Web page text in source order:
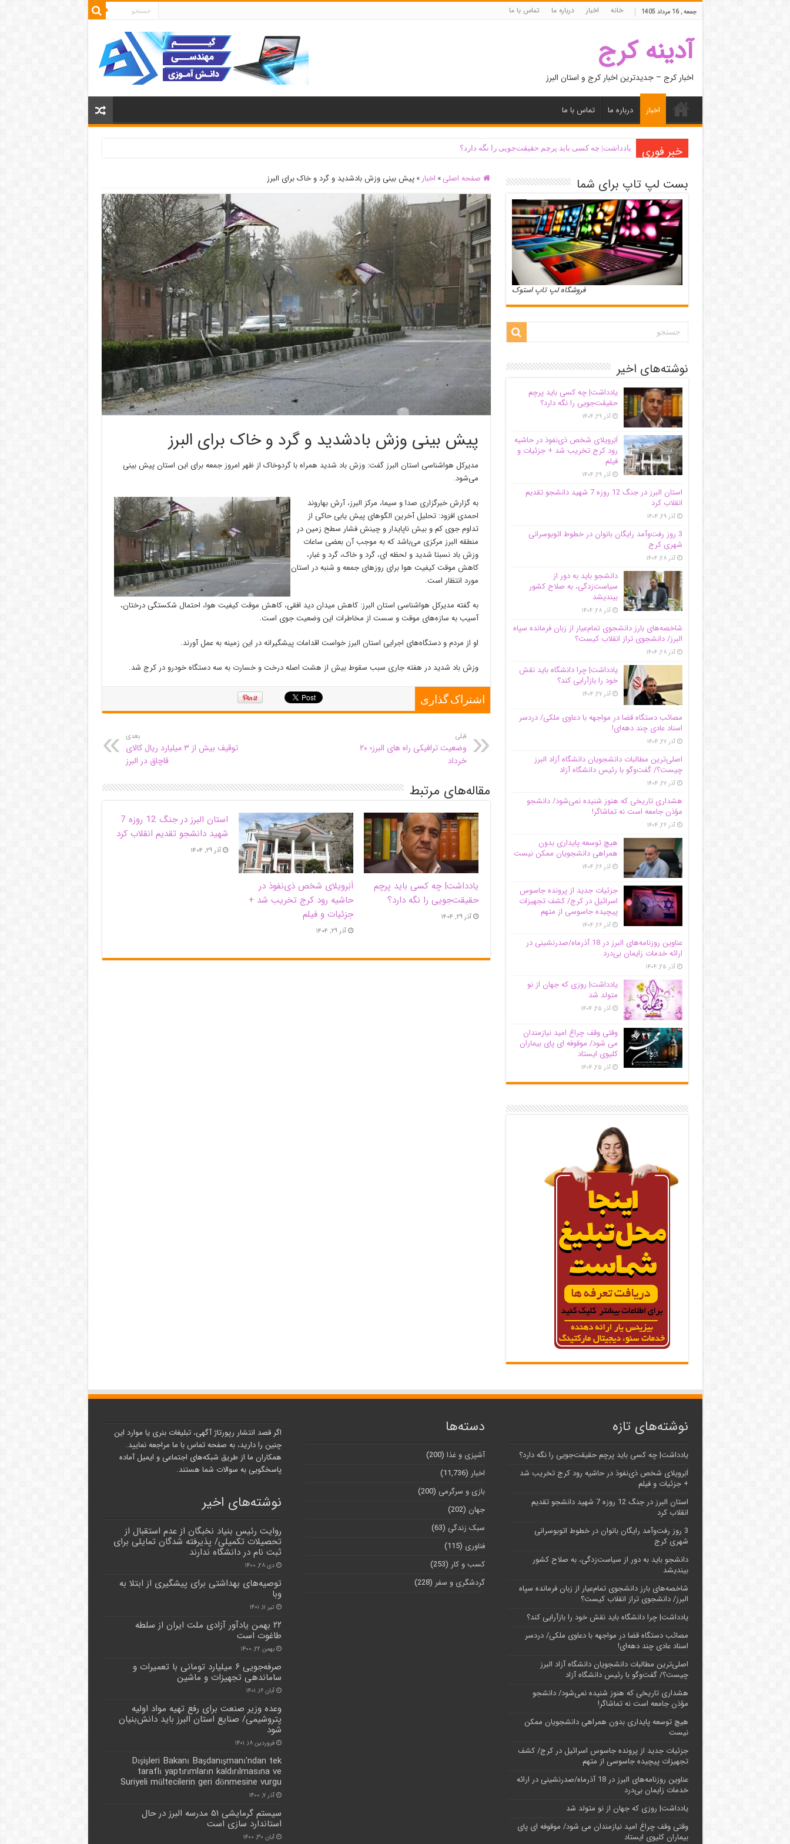
جمعه , 16 مرداد 1405 خانه اخبار درباره ما تماس با ما
آدینه کرج
اخبار کرج – جدیدترین اخبار کرج و استان البرز
اخبار درباره ما تماس با ما
خبر فوری یادداشت| ‌چه کسی باید پرچم حقیقت‌جویی را نگه دارد؟
صفحه اصلی » اخبار » پیش بینی وزش بادشدید و گرد و خاک برای البرز
پیش بینی وزش بادشدید و گرد و خاک برای البرز
مدیرکل هواشناسی استان البرز گفت: وزش باد شدید همراه با گردوخاک از ظهر امروز جمعه برای این استان پیش بینی
می‌شود.
به گزارش خبرگزاری صدا و سیما، مرکز البرز، آرش بهاروند
احمدی افزود: تحلیل آخرین الگو‌های پیش یابی حاکی از
تداوم جوی کم و بیش ناپایدار و چینش فشار سطح زمین در
منطقه البرز مرکزی می‌باشد که به موجب آن بعضی ساعات
وزش باد نسبتا شدید و لحظه ای، گرد و خاک، گرد و غبار،
کاهش موقت کیفیت هوا برای روز‌های جمعه و شنبه در استان
مورد انتظار است.
به گفته مدیرکل هواشناسی استان البرز: کاهش میدان دید افقی، کاهش موقت کیفیت هوا، احتمال شکستگی درختان،
آسیب به سازه‌های موقت و سست از مخاطرات این وضعیت جوی است.
او از مردم و دستگاه‌های اجرایی استان البرز خواست اقدامات پیشگیرانه در این زمینه به عمل آورند.
وزش باد شدید در هفته جاری سبب سقوط بیش از هشت اصله درخت و خسارت به سه دستگاه خودرو در کرج شد.
اشتراک گذاری
قبلی
وضعیت ترافیکی راه های البرز؛ ۲۰
خرداد
بعدی
توقیف بیش از ۳ میلیارد ریال کالای
قاچاق در البرز
مقاله‌های مرتبط
یادداشت| ‌چه کسی باید پرچم
حقیقت‌جویی را نگه دارد؟
آذر ۲۹, ۱۴۰۴
اَبَر‌ویلای شخص ذی‌نفوذ در
حاشیه‌ رود کرج تخریب شد +
جزئیات و فیلم
آذر ۲۹, ۱۴۰۴
استان البرز در جنگ 12 روزه 7
شهید دانشجو تقدیم انقلاب کرد
آذر ۲۹, ۱۴۰۴
بست لپ تاپ برای شما
فروشگاه لپ تاپ استوک
نوشته‌های اخیر
یادداشت| ‌چه کسی باید پرچم
حقیقت‌جویی را نگه دارد؟
آذر ۲۹, ۱۴۰۴
اَبَر‌ویلای شخص ذی‌نفوذ در حاشیه‌
رود کرج تخریب شد + جزئیات و
فیلم
آذر ۲۹, ۱۴۰۴
استان البرز در جنگ 12 روزه 7 شهید دانشجو تقدیم
انقلاب کرد
آذر ۲۹, ۱۴۰۴
3 روز رفت‌وآمد رایگان بانوان در خطوط اتوبوسرانی
شهری کرج
آذر ۲۸, ۱۴۰۴
دانشجو باید به دور از
سیاست‌زدگی، به صلاح کشور
بیندیشد
آذر ۲۸, ۱۴۰۴
شاخصه‌های بارز دانشجوی تمام‌عیار از زبان فرمانده سپاه
البرز/ دانشجوی تراز انقلاب کیست؟
آذر ۲۸, ۱۴۰۴
یادداشت| چرا دانشگاه باید نقش
خود را بازآرایی کند؟
آذر ۲۷, ۱۴۰۴
مصائب دستگاه قضا در مواجهه با دعاوی ملکی/ دردسر
اسناد عادی چند‌ دهه‌ای!
آذر ۲۷, ۱۴۰۴
اصلی‌ترین مطالبات دانشجویان دانشگاه آزاد البرز
چیست؟/ گفت‌وگو با رئیس دانشگاه آز‌اد
آذر ۲۷, ۱۴۰۴
هشداری تاریخی که هنوز شنیده نمی‌شود/ دانشجو
مؤذن جامعه است نه تماشاگر!
آذر ۲۶, ۱۴۰۴
هیچ توسعه پایداری بدون
همراهی دانشجویان ممکن نیست
آذر ۲۶, ۱۴۰۴
جزئیات جدید از پرونده جاسوس
اسرائیل در کرج/‌ کشف تجهیزات
پیچیده جاسوسی از متهم
آذر ۲۶, ۱۴۰۴
عناوین روزنامه‌های البرز در ‌18 آذرماه/صدرنشینی در
ارائه خدمات زایمان بی‌درد
آذر ۲۵, ۱۴۰۴
یادداشت| روزی که جهان از نو
متولد شد
آذر ۲۵, ۱۴۰۴
وقتی وقف چراغ امید نیازمندان
می شود/ موقوفه ای پای بیماران
کلیوی ایستاد
آذر ۲۵, ۱۴۰۴
نوشته‌های تازه
یادداشت| ‌چه کسی باید پرچم حقیقت‌جویی را نگه دارد؟
اَبَر‌ویلای شخص ذی‌نفوذ در حاشیه‌ رود کرج تخریب شد
+ جزئیات و فیلم
استان البرز در جنگ 12 روزه 7 شهید دانشجو تقدیم
انقلاب کرد
3 روز رفت‌وآمد رایگان بانوان در خطوط اتوبوسرانی
شهری کرج
دانشجو باید به دور از سیاست‌زدگی، به صلاح کشور
بیندیشد
شاخصه‌های بارز دانشجوی تمام‌عیار از زبان فرمانده سپاه
البرز/ دانشجوی تراز انقلاب کیست؟
یادداشت| چرا دانشگاه باید نقش خود را بازآرایی کند؟
مصائب دستگاه قضا در مواجهه با دعاوی ملکی/ دردسر
اسناد عادی چند‌ دهه‌ای!
اصلی‌ترین مطالبات دانشجویان دانشگاه آزاد البرز
چیست؟/ گفت‌وگو با رئیس دانشگاه آز‌اد
هشداری تاریخی که هنوز شنیده نمی‌شود/ دانشجو
مؤذن جامعه است نه تماشاگر!
هیچ توسعه پایداری بدون همراهی دانشجویان ممکن
نیست
جزئیات جدید از پرونده جاسوس اسرائیل در کرج/‌ کشف
تجهیزات پیچیده جاسوسی از متهم
عناوین روزنامه‌های البرز در ‌18 آذرماه/صدرنشینی در ارائه
خدمات زایمان بی‌درد
یادداشت| روزی که جهان از نو متولد شد
وقتی وقف چراغ امید نیازمندان می شود/ موقوفه ای پای
بیماران کلیوی ایستاد
دسته‌ها
آشپزی و غذا (200)
اخبار (11,736)
بازی و سرگرمی (200)
جهان (202)
سبک زندگی (63)
فناوری (115)
کسب و کار (253)
گردشگری و سفر (228)
اگر قصد انتشار رپورتاژ آگهی، تبلیغات بنری یا موارد این
چنین را دارید، به صفحه تماس با ما مراجعه نمایید.
همکاران ما از طریق شبکه‌های اجتماعی و ایمیل آماده
پاسخگویی به سوالات شما هستند.
نوشته‌های اخیر
روایت رئیس بنیاد نخبگان از عدم استقبال از
تحصیلات تکمیلی/ پذیرفته شدگان تمایلی برای
ثبت نام در دانشگاه ندارند
دی ۲۸, ۱۴۰۰
توصیه‌های بهداشتی برای پیشگیری از ابتلا به
وبا
تیر ۱۱, ۱۴۰۱
۲۲ بهمن یادآور آزادی ملت ایران از سلطه
طاغوت است
بهمن ۲۲, ۱۴۰۰
صرفه‌جویی ۶ میلیارد تومانی با تعمیرات و
ساماندهی تجهیزات و ماشین‌
آبان ۱۶, ۱۴۰۱
وعده وزیر صنعت برای رفع تهیه مواد اولیه
پتروشیمی/ صنایع استان البرز باید دانش‌بنیان
شود
فروردین ۱۸, ۱۴۰۱
Dışişleri Bakanı Başdanışmanı’ndan tek
taraflı yaptırımların kaldırılmasına ve
Suriyeli mültecilerin geri dönmesine vurgu
آذر ۷, ۱۴۰۰
سیستم گرمایشی ۵۱ مدرسه البرز در حال
استاندارد سازی است
آبان ۳۰, ۱۴۰۰